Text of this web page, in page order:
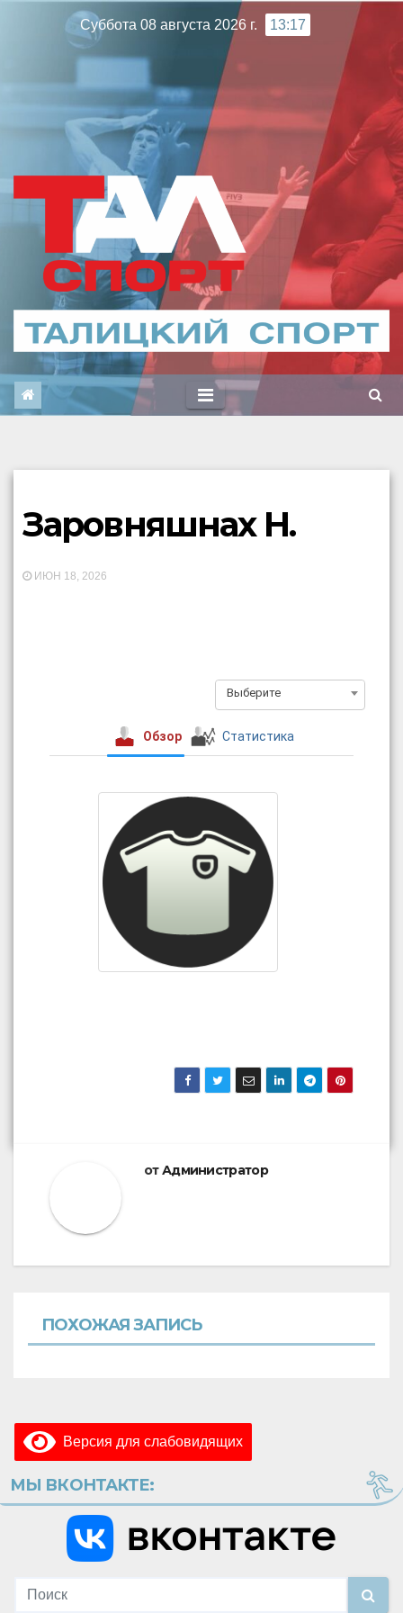
Суббота 08 августа 2026 г. 13:17
Заровняшнах Н.
ИЮН 18, 2026
Выберите
Обзор Статистика
отАдминистратор
ПОХОЖАЯ ЗАПИСЬ
Версия для слабовидящих
МЫ ВКОНТАКТЕ: